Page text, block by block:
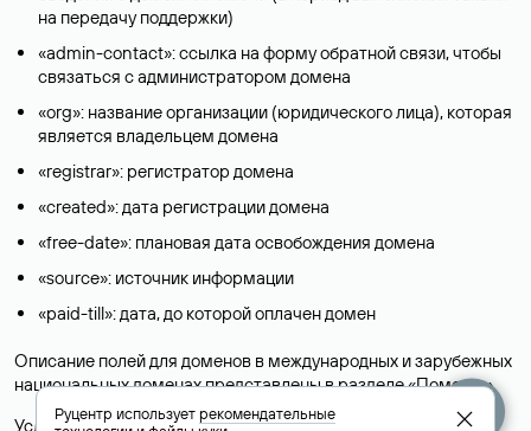
на передачу поддержки)
«admin-contact»: ссылка на форму обратной связи, чтобы
связаться с администратором домена
«org»: название организации (юридического лица), которая
является владельцем домена
«registrar»: регистратор домена
«created»: дата регистрации домена
«free-date»: плановая дата освобождения домена
«source»: источник информации
«paid-till»: дата, до которой оплачен домен
Описание полей для доменов в международных и зарубежных
национальных доменах представлены в разделе «Помощь».
Условия использования Whois-сервиса
Руцентр используетрекомендательные